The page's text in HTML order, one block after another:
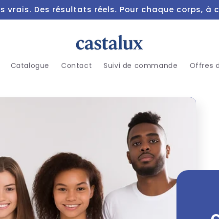
vrais. Des résultats réels. Pour chaque corps, à
Catalogue Contact Suivi de commande Offres